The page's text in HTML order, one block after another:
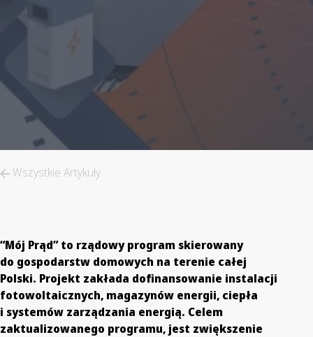
Wszystkie Artykuły
“Mój Prąd” to rządowy program skierowany
do gospodarstw domowych na terenie całej
Polski. Projekt zakłada dofinansowanie instalacji
fotowoltaicznych, magazynów energii, ciepła
i systemów zarządzania energią. Celem
zaktualizowanego programu, jest zwiększenie